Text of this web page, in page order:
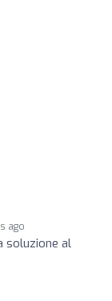
ago
soluzione al